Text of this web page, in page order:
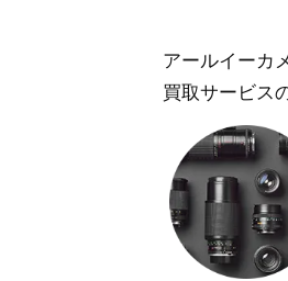
アールイーカ
買取サービス